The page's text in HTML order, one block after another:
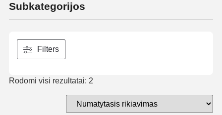
Subkategorijos
Filters
Rodomi visi rezultatai: 2